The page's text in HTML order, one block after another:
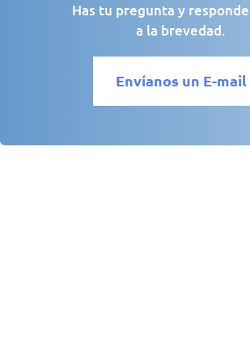
Has tu pregunta y
a la brevedad.
Envíanos un E-mail